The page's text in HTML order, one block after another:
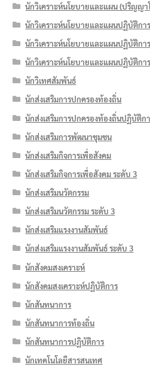
นักวิเคราะห์นโยบายและแผน (ปริญญา
นักวิเคราะห์นโยบายและแผนปฏิบัติการ
นักวิเคราะห์นโยบายและแผนปฏิบัติกา
นักวิเคราะห์นโยบายและแผนปฏิบัติกา
นักวิเทศสัมพันธ์
นักส่งเสริมการปกครองท้องถิ่น
นักส่งเสริมการปกครองท้องถิ่นปฏิบัติก
นักส่งเสริมการพัฒนาชุมชน
นักส่งเสริมกิจการเพื่อสังคม
นักส่งเสริมกิจการเพื่อสังคม ระดับ 3
นักส่งเสริมนวัตกรรม
นักส่งเสริมนวัตกรรม ระดับ 3
นักส่งเสริมแรงงานสัมพันธ์
นักส่งเสริมแรงงานสัมพันธ์ ระดับ 3
นักสังคมสงเคราะห์
นักสังคมสงเคราะห์ปฏิบัติการ
นักสันทนาการ
นักสันทนาการท้องถิ่น
นักสันทนาการปฏิบัติการ
นักเทคโนโลยีสารสนเทศ